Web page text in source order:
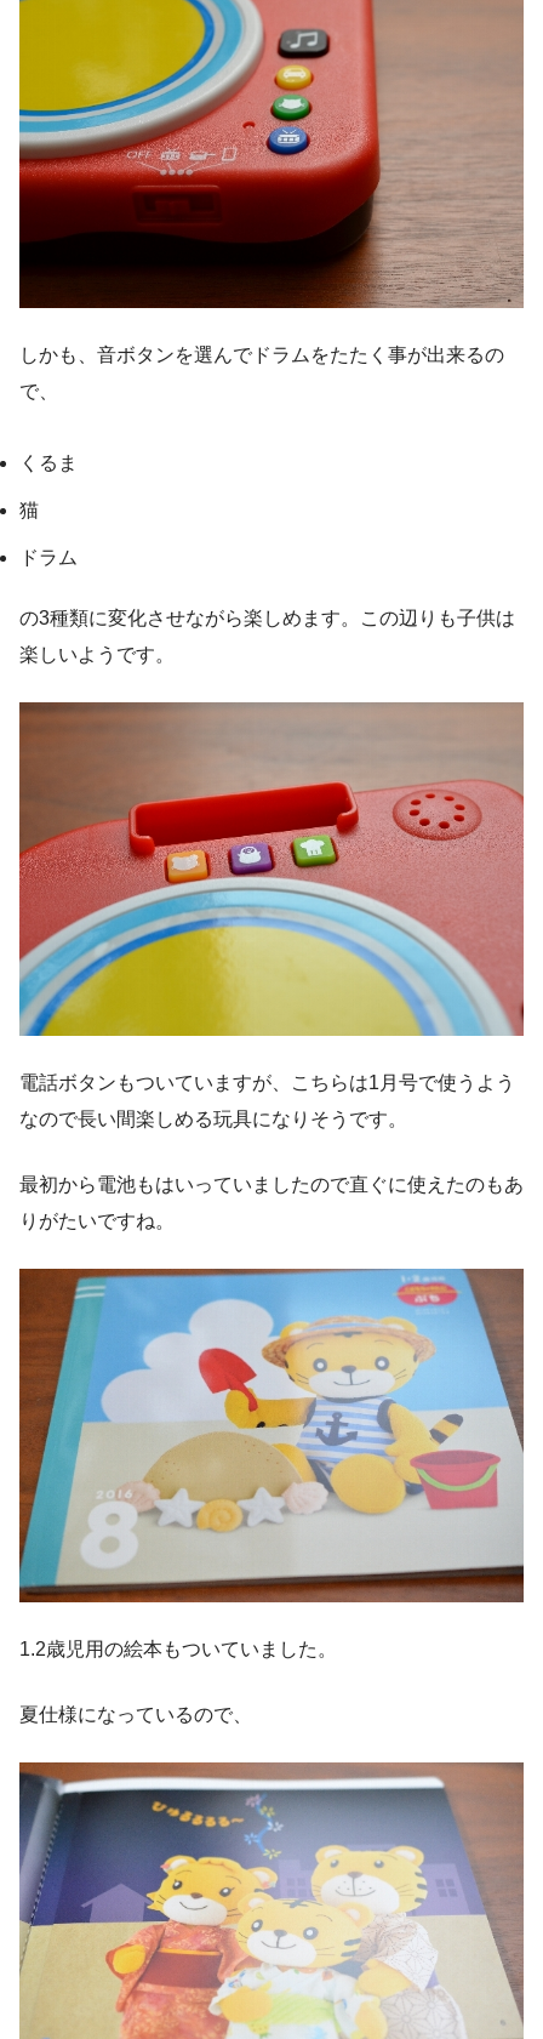
しかも、音ボタンを選んでドラムをたたく事が出来るの
で、
くるま
猫
ドラム
の3種類に変化させながら楽しめます。この辺りも子供は
楽しいようです。
電話ボタンもついていますが、こちらは1月号で使うよう
なので長い間楽しめる玩具になりそうです。
最初から電池もはいっていましたので直ぐに使えたのもあ
りがたいですね。
1.2歳児用の絵本もついていました。
夏仕様になっているので、